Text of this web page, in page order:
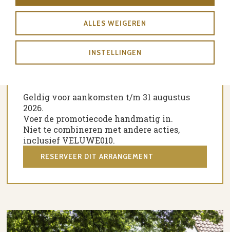
3=2 arrangement
3 overnachtingen in een comfortabele
Geldig voor aankomsten t/m 31 augustus
2026.
Voer de promotiecode handmatig in.
Niet te combineren met andere acties,
inclusief VELUWE010.
RESERVEER DIT ARRANGEMENT
ALLES WEIGEREN
INSTELLINGEN